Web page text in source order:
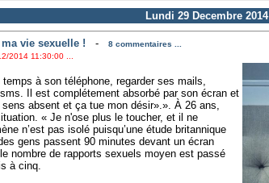
Lundi 29 Decembre 2014
vie sexuelle ! -
8 commentaires ...
2014 11:30:00 ...
à son téléphone, regarder ses mails,
Il est complétement absorbé par son écran et
absent et ça tue mon désir».». À 26 ans,
« Je n'ose plus le toucher, et il ne
n’est pas isolé puisqu’une étude britannique
gens passent 90 minutes devant un écran
nombre de rapports sexuels moyen est passé
à cinq.